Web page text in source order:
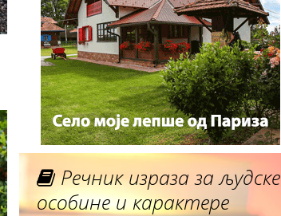
Речник израза за људске
особине и карактере